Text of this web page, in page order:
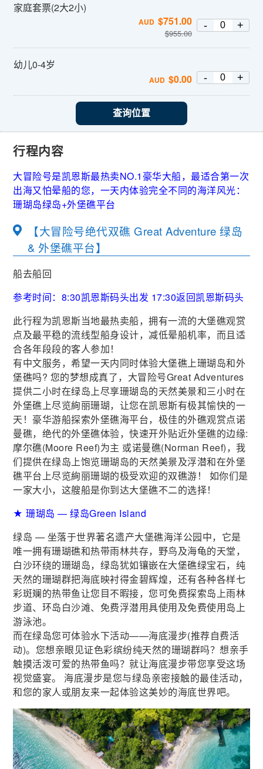
家庭套票(2大2小)
AUD $751.00
$955.00
- +
幼儿0-4岁
AUD $0.00 - +
查询位置
行程内容
大冒险号是凯恩斯最热卖NO.1豪华大船，最适合第一次
出海又怕晕船的您，一天内体验完全不同的海洋风光：
珊瑚岛绿岛+外堡礁平台
【大冒险号绝代双礁 Great Adventure 绿岛
& 外堡礁平台】
船去船回
参考时间：8:30凯恩斯码头出发 17:30返回凯恩斯码头
此行程为凯恩斯当地最热卖船，拥有一流的大堡礁观赏
点及最平稳的流线型船身设计，减低晕船机率，而且适
合各年段段的客人参加！
有中文服务，希望一天内同时体验大堡礁上珊瑚岛和外
堡礁吗? 您的梦想成真了，大冒险号Great Adventures
提供二小时在绿岛上尽享珊瑚岛的天然美景和三小时在
外堡礁上尽览絢丽珊瑚，让您在凯恩斯有极其愉快的一
天！豪华游船探索外堡礁海平台，极佳的外礁观赏点诺
曼礁，绝代的外堡礁体验，快速开外贴近外堡礁的边缘:
摩尔礁(Moore Reef)为主 或诺曼礁(Norman Reef)，我
们提供在绿岛上饱览珊瑚岛的天然美景及浮潜和在外堡
礁平台上尽览絢丽珊瑚的极受欢迎的双礁游！ 如你们是
一家大小，这艘船是你到达大堡礁不二的选择！
★ 珊瑚岛 — 绿岛Green Island
绿岛 — 坐落于世界著名遗产大堡礁海洋公园中，它是
唯一拥有珊瑚礁和热带雨林共存，野鸟及海龟的天堂，
白沙环绕的珊瑚岛，绿岛犹如镶嵌在大堡礁绿宝石，纯
天然的珊瑚群把海底映衬得金碧辉煌，还有各种各样七
彩斑斓的热带鱼让您目不暇接，您可免费探索岛上雨林
步道、环岛白沙滩、免费浮潜用具使用及免费使用岛上
游泳池。
而在绿岛您可体验水下活动——海底漫步(推荐自费活
动)。您想亲眼见证色彩缤纷纯天然的珊瑚群吗？想亲手
触摸活泼可爱的热带鱼吗？就让海底漫步带您享受这场
视觉盛宴。 海底漫步是您与绿岛亲密接触的最佳活动，
和您的家人或朋友来一起体验这美妙的海底世界吧。